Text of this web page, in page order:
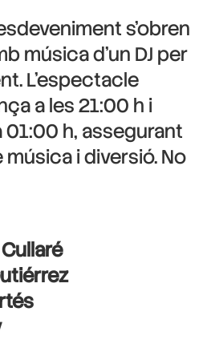
s’obren
música d’un DJ per
L’espectacle
a les 21:00 h i
01:00 h, assegurant
i diversió. No